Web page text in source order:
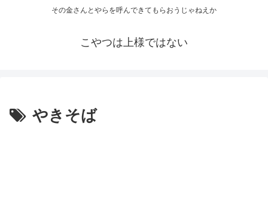
その金さんとやらを呼んできてもらおうじゃねえか
こやつは上様ではない
やきそば